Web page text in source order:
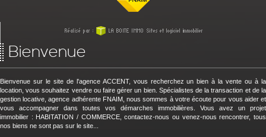
Bienvenue
Bienvenue sur le site de l'agence ACCENT, vous recherchez un bien à la vente ou à la
location, vous souhaitez vendre ou faire gérer un bien. Spécialistes de la transaction et de la
gestion locative, agence adhérente FNAIM, nous sommes à votre écoute pour vous aider et
vous accompagner dans toutes vos démarches immobilières. Vous avez un projet
immobilier : HABITATION / COMMERCE, contactez-nous ou venez-nous rencontrer, tous
nos biens ne sont pas sur le site...